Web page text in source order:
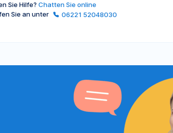
Sie Hilfe? Chatten Sie online
Sie an unter
06221 52048030